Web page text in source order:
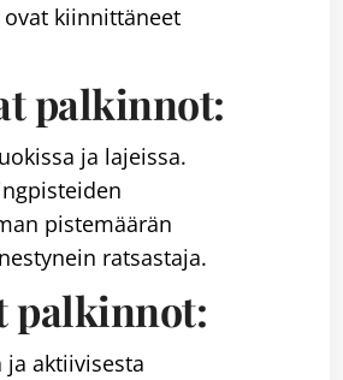
kiinnittäneet
palkinnot:
ja lajeissa.
pistemäärän
ratsastaja.
palkinnot:
aktiivisesta